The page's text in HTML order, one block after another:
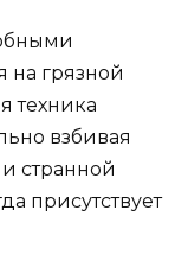
на грязной
техника
взбивая
и странной
присутствует